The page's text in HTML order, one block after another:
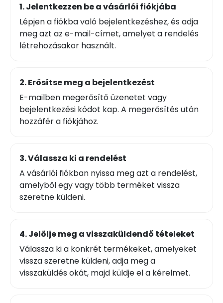
1. Jelentkezzen be a vásárlói fiókjába
Lépjen a fiókba való bejelentkezéshez, és adja
meg azt az e-mail-címet, amelyet a rendelés
létrehozásakor használt.
2. Erősítse meg a bejelentkezést
E-mailben megerősítő üzenetet vagy
bejelentkezési kódot kap. A megerősítés után
hozzáfér a fiókjához.
3. Válassza ki a rendelést
A vásárlói fiókban nyissa meg azt a rendelést,
amelyből egy vagy több terméket vissza
szeretne küldeni.
4. Jelölje meg a visszaküldendő tételeket
Válassza ki a konkrét termékeket, amelyeket
vissza szeretne küldeni, adja meg a
visszaküldés okát, majd küldje el a kérelmet.